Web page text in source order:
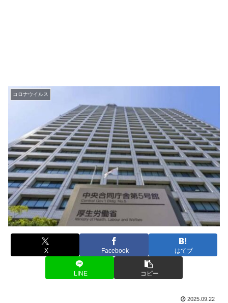
コロナウイルス
X Facebook はてブ
LINE コピー
2025.09.22